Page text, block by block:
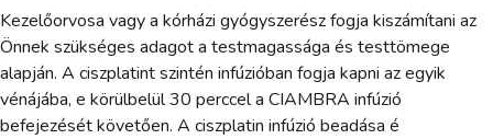
Kezelőorvosa vagy a kórházi gyógyszerész fogja kiszámítani az
Önnek szükséges adagot a testmagassága és testtömege
alapján. A ciszplatint szintén infúzióban fogja kapni az egyik
vénájába, e körülbelül 30 perccel a CIAMBRA infúzió
befejezését követően. A ciszplatin infúzió beadása é